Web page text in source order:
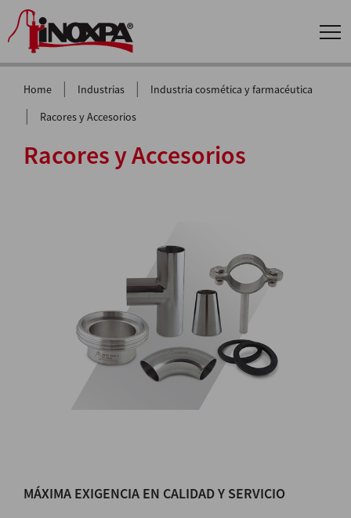
Home | Industrias | Industria cosmética y farmacéutica
| Racores y Accesorios
Racores y Accesorios
MÁXIMA EXIGENCIA EN CALIDAD Y SERVICIO